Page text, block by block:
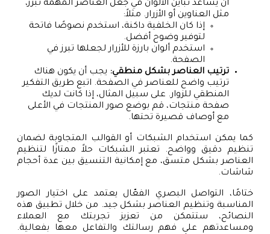
أن يساعد تباين الألوان في جعل العناصر المهمة تبرز،
مثل العناوين أو الأزرار. مثلاً:
إذا كان الخلفية داكنة، استخدم نصوصًا فاتحة
لتوفير وضوح أفضل.
استخدم ألوان بارزة للأزرار لجعلها تبرز في
الصفحة.
ترتيب العناصر بشكل منطقي: يجب أن يكون هناك
ترتيب واضح للعناصر في الصفحة. اتبع طريق التفكير
المنطقي للزوار. على سبيل المثال، إذا كانت لديك
صفحة منتجات، قم بوضع صور المنتجات في الأعلى
مع أوصاف قصيرة تحتها.
كما يمكن استخدام الشبكات أو القوالب المتجاوبة لضمان
تنظيم دقيق وواضح. تعتبر الشبكات حلاً ممتازًا لتنظيم
العناصر بشكل متسق، مع إمكانية التنسيق بين عدة أحجام
شاشات.
ختامًا، التواصل البصري الفعّال يعتمد على اختيار الصور
المناسبة وتنظيم العناصر بشكل جيد. من خلال تطبيق هذه
النصائح، ستتمكن من تعزيز تجربتك مع العملاء
ومساعدتهم على فهم رسالتك والتفاعل معها بفعالية.